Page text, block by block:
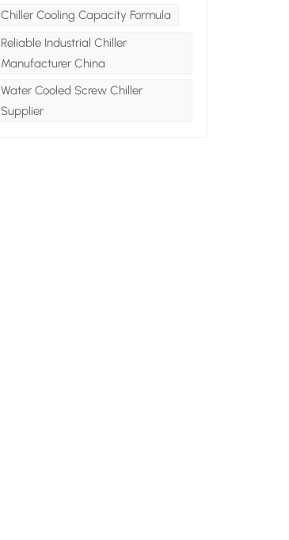
Chiller Cooling Capacity Formula
Reliable Industrial Chiller
Manufacturer China
Water Cooled Screw Chiller
Supplier